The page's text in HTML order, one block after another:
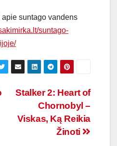
suntago vandens
suntago-
Stalker 2: Heart of
Chornobyl –
Viskas, Ką Reikia
Žinoti